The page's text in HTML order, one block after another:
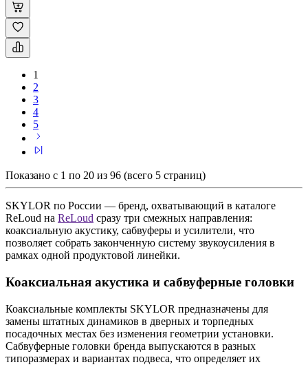
1
2
3
4
5
Показано с 1 по 20 из 96 (всего 5 страниц)
SKYLOR по России — бренд, охватывающий в каталоге
ReLoud на ReLoud сразу три смежных направления:
коаксиальную акустику, сабвуферы и усилители, что
позволяет собрать законченную систему звукоусиления в
рамках одной продуктовой линейки.
Коаксиальная акустика и сабвуферные головки
Коаксиальные комплекты SKYLOR предназначены для
замены штатных динамиков в дверных и торпедных
посадочных местах без изменения геометрии установки.
Сабвуферные головки бренда выпускаются в разных
типоразмерах и вариантах подвеса, что определяет их